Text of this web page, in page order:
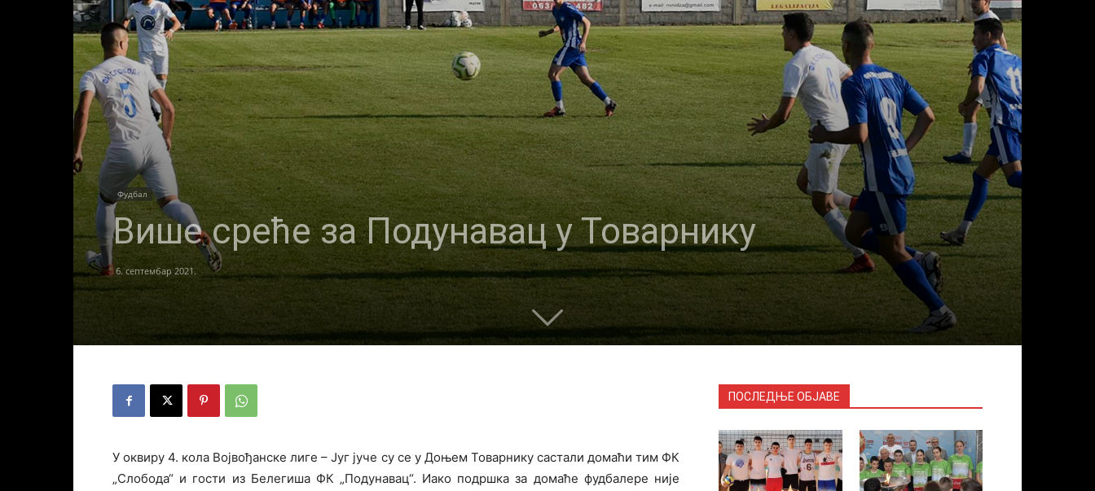
Фудбал
Више среће за Подунавац у Товарнику
6. септембар 2021.
У оквиру 4. кола Војвођанске лиге – Југ јуче су се у Доњем Товарнику састали домаћи тим ФК
„Слобода“ и гости из Белегиша ФК „Подунавац“. Иако подршка за домаће фудбалере није
ПОСЛЕДЊЕ ОБЈАВЕ